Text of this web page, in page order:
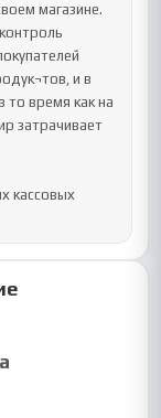
магазине.
и в
то время как на
затрачивает
кассовых